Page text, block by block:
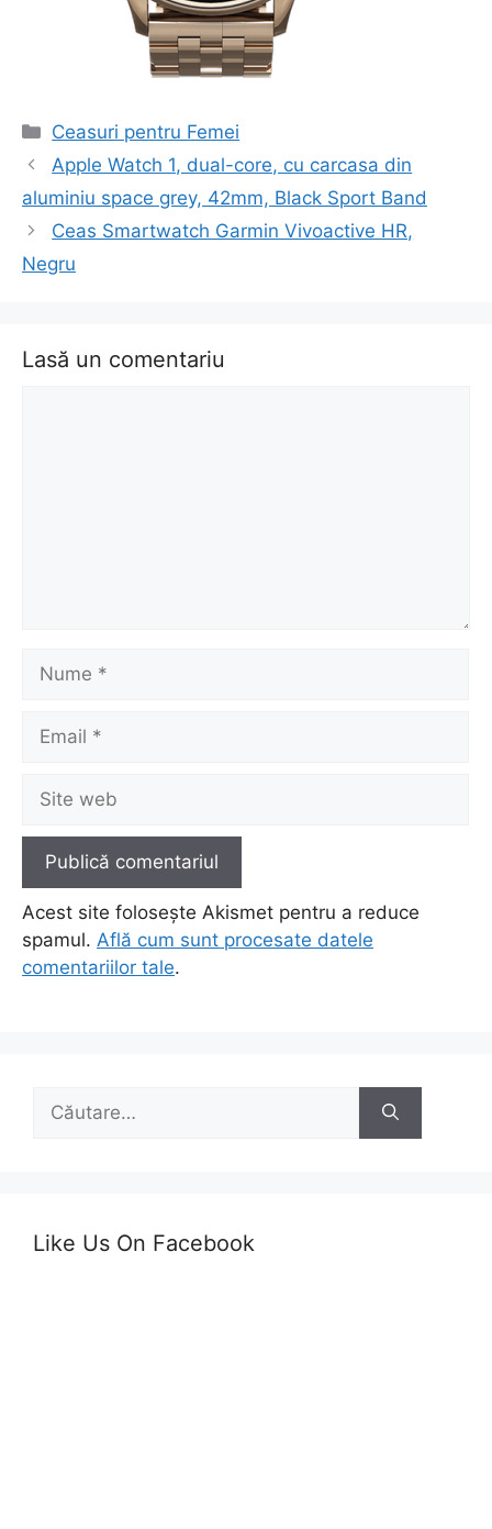
Categorii
Ceasuri pentru Femei
Navigare
în
Apple Watch 1, dual-core, cu carcasa din
aluminiu space grey, 42mm, Black Sport Band
Ceas Smartwatch Garmin Vivoactive HR,
Negru
Lasă un comentariu
Nume
Email
Site
web
Acest site folosește Akismet pentru a reduce
spamul. Află cum sunt procesate datele
comentariilor tale.
după:
Like Us On Facebook